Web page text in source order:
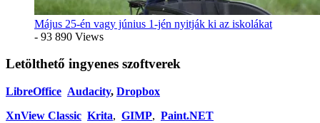
Május 25-én vagy június 1-jén nyitják ki az iskolákat
- 93 890 Views
Letölthető ingyenes szoftverek
LibreOffice Audacity, Dropbox
XnView Classic Krita, GIMP, Paint.NET